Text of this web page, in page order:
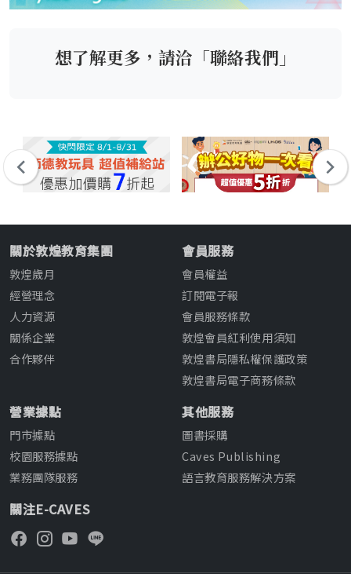
想了解更多，請洽「聯絡我們」
關於敦煌教育集團
敦煌歲月
經營理念
人力資源
關係企業
合作夥伴
會員服務
會員權益
訂閱電子報
會員服務條款
敦煌會員紅利使用須知
敦煌書局隱私權保護政策
敦煌書局電子商務條款
營業據點
門市據點
校園服務據點
業務團隊服務
其他服務
圖書採購
Caves Publishing
語言教育服務解決方案
關注E-CAVES